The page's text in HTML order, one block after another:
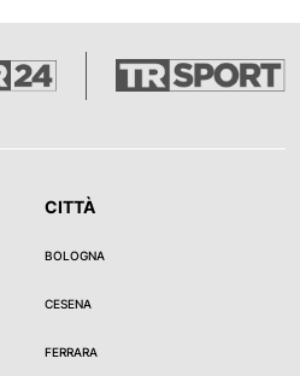
CITTÀ
BOLOGNA
CESENA
FERRARA